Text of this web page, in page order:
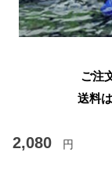
ご注
送料
2,080 円